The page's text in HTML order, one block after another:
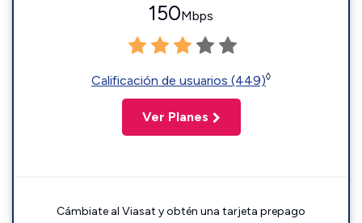
150Mbps
Calificación de usuarios (449)◊
Ver Planes
Cámbiate al Viasat y obtén una tarjeta prepago